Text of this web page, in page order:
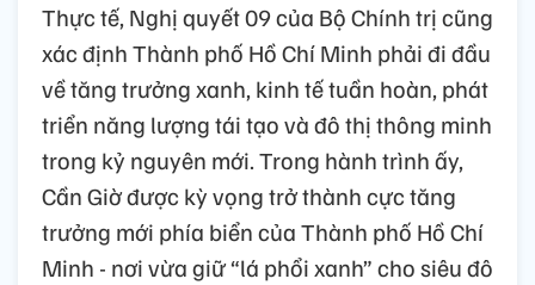
Thực tế, Nghị quyết 09 của Bộ Chính trị cũng
xác định Thành phố Hồ Chí Minh phải đi đầu
về tăng trưởng xanh, kinh tế tuần hoàn, phát
triển năng lượng tái tạo và đô thị thông minh
trong kỷ nguyên mới. Trong hành trình ấy,
Cần Giờ được kỳ vọng trở thành cực tăng
trưởng mới phía biển của Thành phố Hồ Chí
Minh - nơi vừa giữ “lá phổi xanh” cho siêu đô